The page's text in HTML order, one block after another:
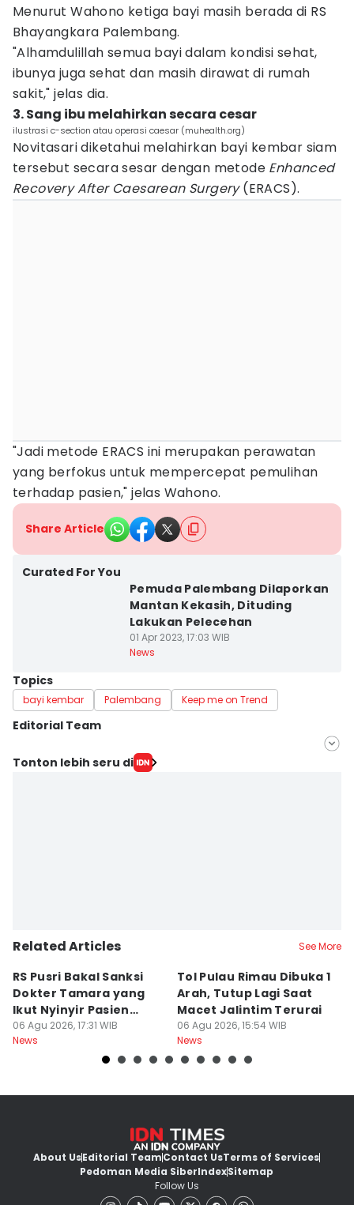
Menurut Wahono ketiga bayi masih berada di RS
Bhayangkara Palembang.
"Alhamdulillah semua bayi dalam kondisi sehat,
ibunya juga sehat dan masih dirawat di rumah
sakit," jelas dia.
3. Sang ibu melahirkan secara cesar
ilustrasi c-section atau operasi caesar (muhealth.org)
Novitasari diketahui melahirkan bayi kembar siam
tersebut secara sesar dengan metode Enhanced
Recovery After Caesarean Surgery(ERACS).
"Jadi metode ERACS ini merupakan perawatan
yang berfokus untuk mempercepat pemulihan
terhadap pasien," jelas Wahono.
Share Article
Curated For You
Pemuda Palembang Dilaporkan
Mantan Kekasih, Dituding
Lakukan Pelecehan
01 Apr 2023, 17:03 WIB
News
Topics
bayi kembar Palembang Keep me on Trend
Editorial Team
Editor
Tonton lebih seru di
Related Articles See More
RS Pusri Bakal Sanksi
Dokter Tamara yang
Ikut Nyinyir Pasien
Yurizal
06 Agu 2026, 17:31 WIB
News
Tol Pulau Rimau Dibuka 1
Arah, Tutup Lagi Saat
Macet Jalintim Terurai
06 Agu 2026, 15:54 WIB
News
About UsEditorial TeamContact UsTerms of Services
Pedoman Media SiberIndexSitemap
Follow Us